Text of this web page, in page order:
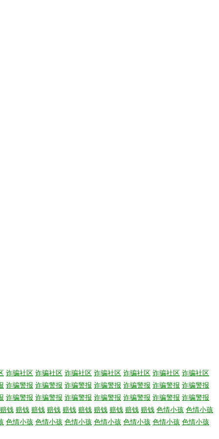
诈骗社区 诈骗社区 诈骗社区 诈骗社区 诈骗社区 诈骗社区 诈骗社区
诈骗警报 诈骗警报 诈骗警报 诈骗警报 诈骗警报 诈骗警报 诈骗警报
诈骗警报 诈骗警报 诈骗警报 诈骗警报 诈骗警报 诈骗警报 诈骗警报
赔钱 赔钱 赔钱 赔钱 赔钱 赔钱 赔钱 赔钱 赔钱 赔钱 色情小孩 色情小孩
色情小孩 色情小孩 色情小孩 色情小孩 色情小孩 色情小孩 色情小孩